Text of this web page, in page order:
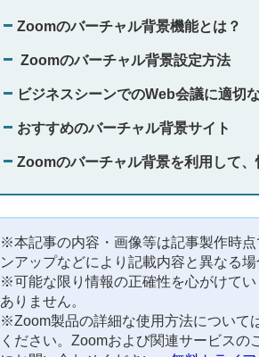
Zoomのバーチャル背景機能とは？
Zoomのバーチャル背景設定方法
ビジネスシーンでのWeb会議に適切
おすすめのバーチャル背景サイト
Zoomのバーチャル背景を利用して、
※本記事の内容・画像等は記事製作時
ンアップなどにより記載内容と異なる場
※可能な限り情報の正確性を心がけて
ありません。
※Zoom製品の詳細な使用方法について
ください。Zoomおよび関連サービス